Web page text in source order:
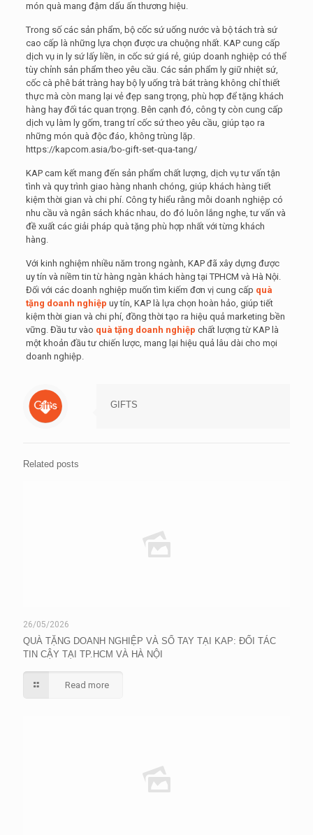
món quà mang đậm dấu ấn thương hiệu.
Trong số các sản phẩm, bộ cốc sứ uống nước và bộ tách trà sứ
cao cấp là những lựa chọn được ưa chuộng nhất. KAP cung cấp
dịch vụ in ly sứ lấy liền, in cốc sứ giá rẻ, giúp doanh nghiệp có thể
tùy chỉnh sản phẩm theo yêu cầu. Các sản phẩm ly giữ nhiệt sứ,
cốc cà phê bát tràng hay bộ ly uống trà bát tràng không chỉ thiết
thực mà còn mang lại vẻ đẹp sang trọng, phù hợp để tặng khách
hàng hay đối tác quan trọng. Bên cạnh đó, công ty còn cung cấp
dịch vụ làm ly gốm, trang trí cốc sứ theo yêu cầu, giúp tạo ra
những món quà độc đáo, không trùng lặp.
https://kapcom.asia/bo-gift-set-qua-tang/
KAP cam kết mang đến sản phẩm chất lượng, dịch vụ tư vấn tận
tình và quy trình giao hàng nhanh chóng, giúp khách hàng tiết
kiệm thời gian và chi phí. Công ty hiểu rằng mỗi doanh nghiệp có
nhu cầu và ngân sách khác nhau, do đó luôn lắng nghe, tư vấn và
đề xuất các giải pháp quà tặng phù hợp nhất với từng khách
hàng.
Với kinh nghiệm nhiều năm trong ngành, KAP đã xây dựng được
uy tín và niềm tin từ hàng ngàn khách hàng tại TPHCM và Hà Nội.
Đối với các doanh nghiệp muốn tìm kiếm đơn vị cung cấp quà
tặng doanh nghiệp uy tín, KAP là lựa chọn hoàn hảo, giúp tiết
kiệm thời gian và chi phí, đồng thời tạo ra hiệu quả marketing bền
vững. Đầu tư vào quà tặng doanh nghiệp chất lượng từ KAP là
một khoản đầu tư chiến lược, mang lại hiệu quả lâu dài cho mọi
doanh nghiệp.
GIFTS
Related posts
26/05/2026
QUÀ TẶNG DOANH NGHIỆP VÀ SỔ TAY TẠI KAP: ĐỐI TÁC
TIN CẬY TẠI TP.HCM VÀ HÀ NỘI
Read more